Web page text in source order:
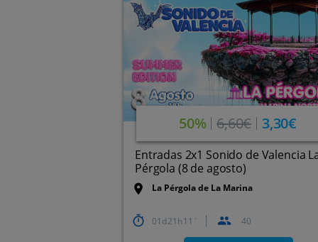
50% 6,60€ 3,30€
Entradas 2x1 Sonido de Valencia
Pérgola (8 de agosto)
La Pérgola de La Marina
Carrer del Moll de la Duana,
01 21 11 40